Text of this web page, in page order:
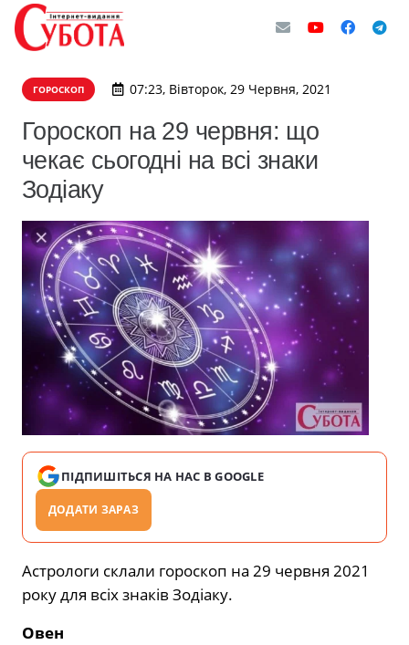
ГОРОСКОП 07:23, Вівторок, 29 Червня, 2021
Гороскоп на 29 червня: що
чекає сьогодні на всі знаки
Зодіаку
ПІДПИШІТЬСЯ НА НАС В GOOGLE
ДОДАТИ ЗАРАЗ
Астрологи склали гороскоп на 29 червня 2021
року для всіх знаків Зодіаку.
Овен